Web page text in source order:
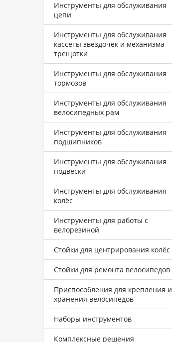
Инструменты для обслуживания
цепи
Инструменты для обслуживания
кассеты звёздочек и механизма
трещотки
Инструменты для обслуживания
тормозов
Инструменты для обслуживания
велосипедных рам
Инструменты для обслуживания
подшипников
Инструменты для обслуживания
подвески
Инструменты для обслуживания
колёс
Инструменты для работы с
велорезиной
Стойки для центрирования колёс
Стойки для ремонта велосипедов
Приспособления для крепления и
хранения велосипедов
Наборы инструментов
Комплексные решения